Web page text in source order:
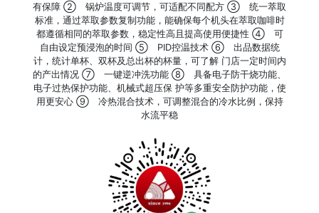
有保障 ② 锅炉温度可调节，可适配不同配方 ③ 统一萃取
标准，通过萃取参数复制功能，能确保每个机头在萃取咖啡时
都遵循相同的萃取参数，稳定性高且提高使用便捷性 ④ 可
自由设定预浸泡的时间 ⑤ PID控温技术 ⑥ 出品数据统
计，统计单杯、双杯及总出杯的杯量，可了解 门店一定时间内
的产出情况 ⑦ 一键逆冲洗功能 ⑧ 具备电子防干烧功能、
电子过热保护功能、机械式超压保 护等多重安全防护功能，使
用更安心 ⑨ 冷热混合技术，可调整混合的冷水比例，保持
水流平稳